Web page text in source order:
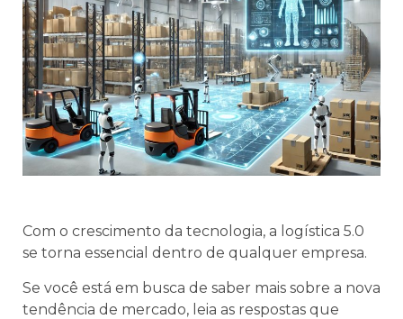
Com o crescimento da tecnologia, a logística 5.0
se torna essencial dentro de qualquer empresa.
Se você está em busca de saber mais sobre a nova
tendência de mercado, leia as respostas que